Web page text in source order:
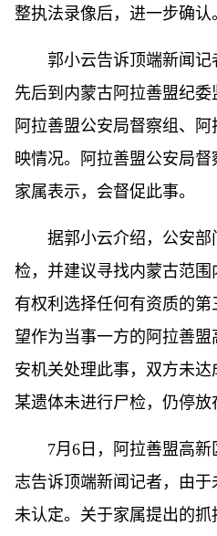
整执法录像后，进一步确认
郭小云告诉顶端新闻记
先后到内蒙古阿拉善盟纪委
阿拉善盟公安局督察组、
映情况。阿拉善盟公安局
家属表示，会督促此事。
据郭小云介绍，公安
检，并建议寻找内蒙古范
有权利选择任何有资质的
望作为当事一方的阿拉善
安机关处理此事，双方未
某遗体未进行尸检，仍停放
7月6日，阿拉善盟高
志告诉顶端新闻记者，由
未认定。关于家属提出的